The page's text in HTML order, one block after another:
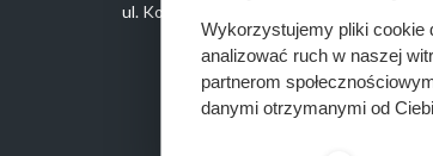
ul. Kochanowskiego 18/6, 60-846 Poznań
Wykorzystujemy pliki cookie
analizować ruch w naszej
partnerom
danymi otrzymanymi od